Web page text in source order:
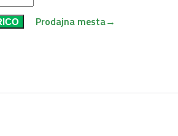
Prodajna mesta→